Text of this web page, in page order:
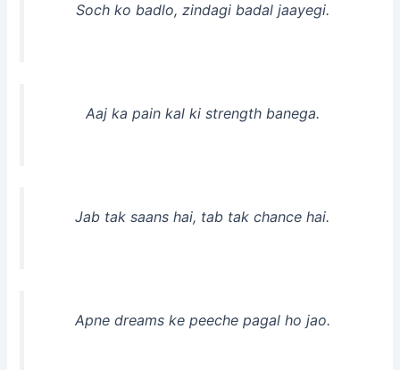
Soch ko badlo, zindagi badal jaayegi.
Aaj ka pain kal ki strength banega.
Jab tak saans hai, tab tak chance hai.
Apne dreams ke peeche pagal ho jao.